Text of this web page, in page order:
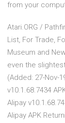
from your
Atari.ORG /
List, For Trade,
Museum and
even the
(Added: 27-Nov-
v10.1.68.7434
Alipay
Alipay APK